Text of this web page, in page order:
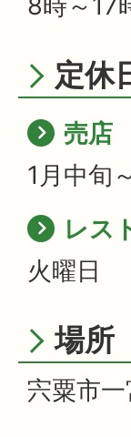
8時～17
定休
売店
1月中旬
レス
火曜日
場所
宍粟市